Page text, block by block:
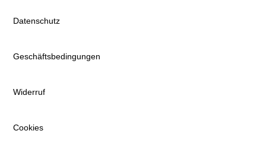
Datenschutz
Geschäftsbedingungen
Widerruf
Cookies